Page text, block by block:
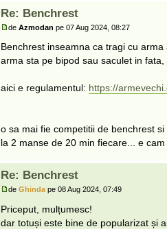
Re: Benchrest
de Azmodan pe 07 Aug 2024, 08:27
Benchrest inseamna ca tragi cu
arma sta pe bipod sau saculet in
aici e regulamentul: https://
o sa mai fie competitii de benchrest
la 2 manse de 20 min fiecare... e
Re: Benchrest
de Ghindape 08 Aug 2024, 07:49
Priceput, mulțumesc!
dar totuși este bine de popularizat și